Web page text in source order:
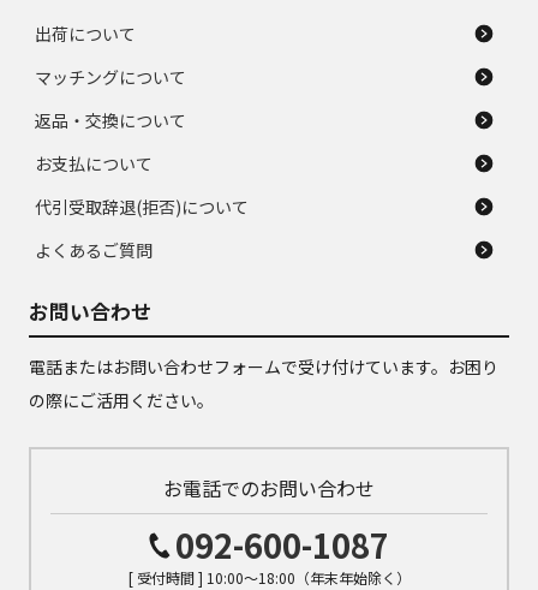
出荷について
マッチングについて
返品・交換について
お支払について
代引受取辞退(拒否)について
よくあるご質問
お問い合わせ
電話またはお問い合わせフォームで受け付けています。お困り
の際にご活用ください。
お電話でのお問い合わせ
092-600-1087
[ 受付時間 ] 10:00～18:00（年末年始除く）